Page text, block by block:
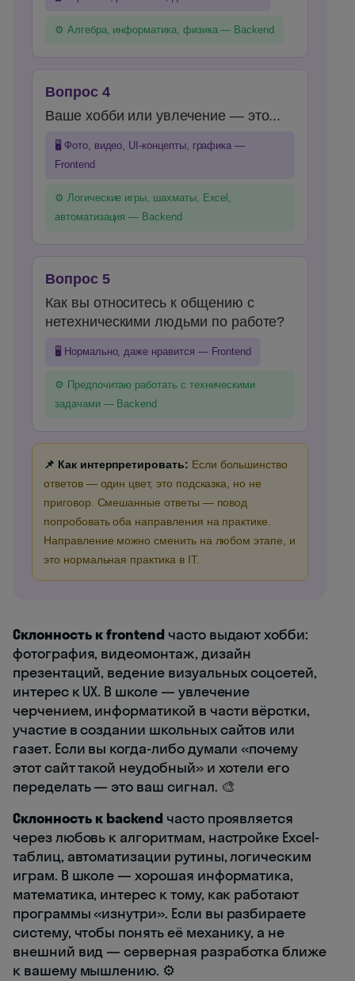
⚙️ Алгебра, информатика, физика — Backend
Вопрос 4
Ваше хобби или увлечение — это...
🖥️ Фото, видео, UI-концепты, графика —
Frontend
⚙️ Логические игры, шахматы, Excel,
автоматизация — Backend
Вопрос 5
Как вы относитесь к общению с
нетехническими людьми по работе?
🖥️ Нормально, даже нравится — Frontend
⚙️ Предпочитаю работать с техническими
задачами — Backend
📌 Как интерпретировать: Если большинство
ответов — один цвет, это подсказка, но не
приговор. Смешанные ответы — повод
попробовать оба направления на практике.
Направление можно сменить на любом этапе, и
это нормальная практика в IT.
Склонность к frontend часто выдают хобби:
фотография, видеомонтаж, дизайн
презентаций, ведение визуальных соцсетей,
интерес к UX. В школе — увлечение
черчением, информатикой в части вёрстки,
участие в создании школьных сайтов или
газет. Если вы когда-либо думали «почему
этот сайт такой неудобный» и хотели его
переделать — это ваш сигнал. 🎨
Склонность к backend часто проявляется
через любовь к алгоритмам, настройке Excel-
таблиц, автоматизации рутины, логическим
играм. В школе — хорошая информатика,
математика, интерес к тому, как работают
программы «изнутри». Если вы разбираете
систему, чтобы понять её механику, а не
внешний вид — серверная разработка ближе
к вашему мышлению. ⚙️